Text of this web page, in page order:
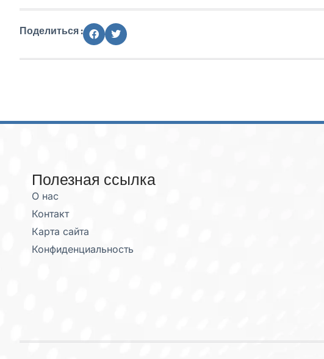
Поделиться :
Полезная ссылка
О нас
Контакт
Карта сайта
Конфиденциальность